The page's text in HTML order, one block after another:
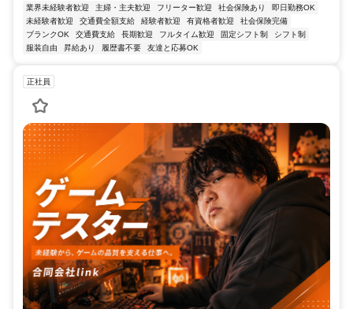
業界未経験者歓迎 主婦・主夫歓迎 フリーター歓迎 社会保険あり
即日勤務OK
未経験者歓迎
交通費全額支給 経験者歓迎 有資格者歓迎
社会保険完備
ブランクOK
交通費支給 長期歓迎 フルタイム歓迎 固定シフト制
シフト制
服装自由
昇給あり 履歴書不要 友達と応募OK
正社員